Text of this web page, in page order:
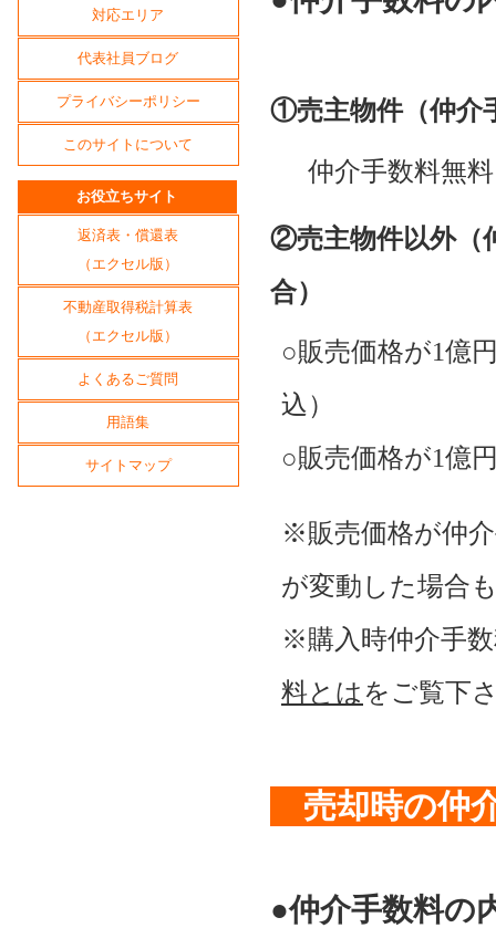
対応エリア
代表社員ブログ
プライバシーポリシー
このサイトについて
お役立ちサイト
返済表・償還表
（エクセル版）
不動産取得税計算表
（エクセル版）
よくあるご質問
用語集
サイトマップ
①売主物件（仲介
仲介手数料無料
②売主物件以外（
合）
○販売価格が1億
込）
○販売価格が1億
※販売価格が仲
が変動した場合
※購入時仲介手
料とはをご覧下
売却時の仲
●仲介手数料の